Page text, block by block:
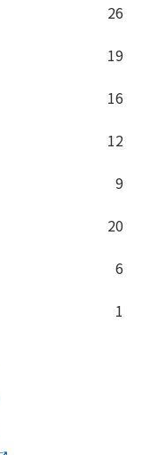
26
19
16
12
9
20
6
1